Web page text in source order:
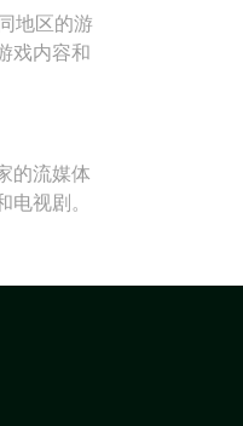
地区的游
戏内容和
的流媒体
视剧。